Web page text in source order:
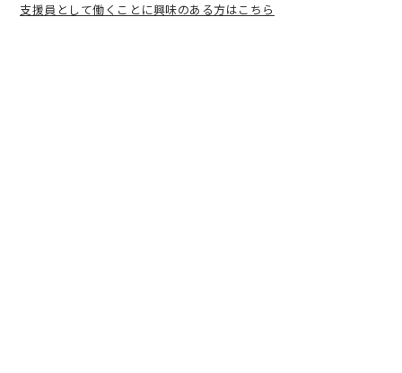
支援員として働くことに興味のある方はこちら